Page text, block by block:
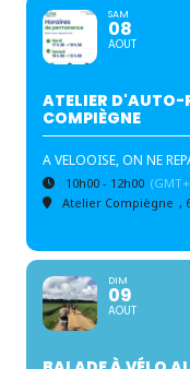
SAM
08
AOUT
ATELIER D'AUTO-
COMPIÈGNE
A VELOOISE, ON NE
10h00 - 12h00
Atelier Compiègne ,
DIM
09
AOUT